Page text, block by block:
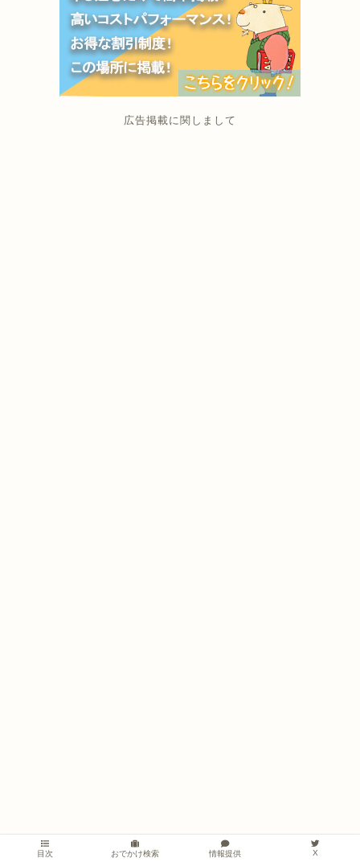
広告掲載に関しまして
目次 おでかけ検索 情報提供 X